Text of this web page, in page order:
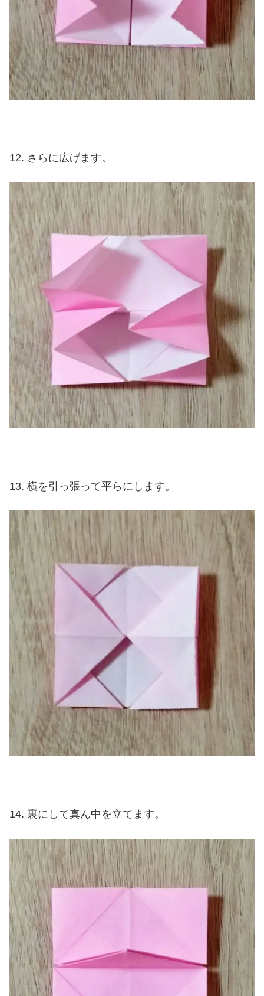
さらに広げます。
横を引っ張って平らにします。
裏にして真ん中を立てます。